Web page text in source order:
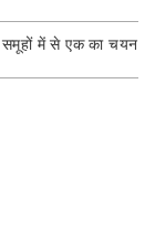
समूहों में से एक का चयन